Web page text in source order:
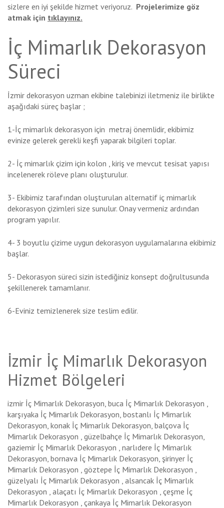
sizlere en iyi şekilde hizmet veriyoruz. Projelerimize göz
atmak için tıklayınız.
İç Mimarlık Dekorasyon
Süreci
İzmir dekorasyon uzman ekibine talebinizi iletmeniz ile birlikte
aşağıdaki süreç başlar ;
1-İç mimarlık dekorasyon için metraj önemlidir, ekibimiz
evinize gelerek gerekli keşfi yaparak bilgileri toplar.
2- İç mimarlık çizim için kolon , kiriş ve mevcut tesisat yapısı
incelenerek röleve planı oluşturulur.
3- Ekibimiz tarafından oluşturulan alternatif iç mimarlık
dekorasyon çizimleri size sunulur. Onay vermeniz ardından
program yapılır.
4- 3 boyutlu çizime uygun dekorasyon uygulamalarına ekibimiz
başlar.
5- Dekorasyon süreci sizin istediğiniz konsept doğrultusunda
şekillenerek tamamlanır.
6-Eviniz temizlenerek size teslim edilir.
İzmir İç Mimarlık Dekorasyon
Hizmet Bölgeleri
izmir İç Mimarlık Dekorasyon, buca İç Mimarlık Dekorasyon ,
karşıyaka İç Mimarlık Dekorasyon, bostanlı İç Mimarlık
Dekorasyon, konak İç Mimarlık Dekorasyon, balçova İç
Mimarlık Dekorasyon , güzelbahçe İç Mimarlık Dekorasyon,
gaziemir İç Mimarlık Dekorasyon , narlıdere İç Mimarlık
Dekorasyon, bornava İç Mimarlık Dekorasyon, şirinyer İç
Mimarlık Dekorasyon , göztepe İç Mimarlık Dekorasyon ,
güzelyalı İç Mimarlık Dekorasyon , alsancak İç Mimarlık
Dekorasyon , alaçatı İç Mimarlık Dekorasyon , çeşme İç
Mimarlık Dekorasyon , çankaya İç Mimarlık Dekorasyon